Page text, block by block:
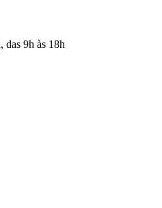
das 9h às 18h